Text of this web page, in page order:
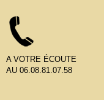
A VOTRE ÉCOUTE
AU 06.08.81.07.58